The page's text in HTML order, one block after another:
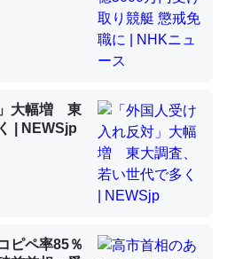
ウムも酸素も不足してて両方に不
るのでは」とあって面白い。海に
ウミグモ）はカルシウムを使わ
学の大問題＝「昆虫はなぜ海にいな
ウムを大量に使う脊椎動物と貝
」大幅増 東
| NEWSjp
ピペ率85％